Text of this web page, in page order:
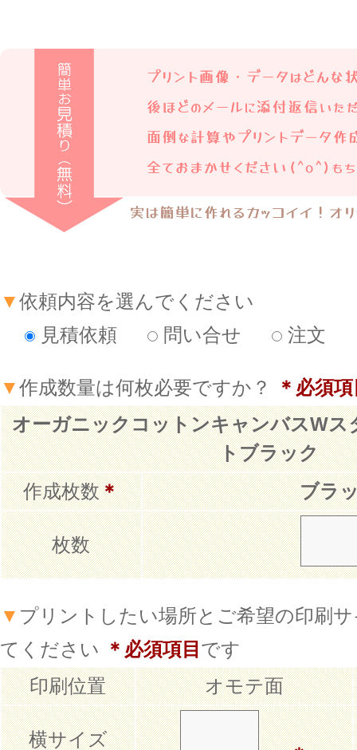
▼依頼内容を選んでください
見積依頼
問い合せ 注文
▼作成数量は何枚必要ですか？
＊必須
オーガニックコットンキャンバスW
トブラック
作成枚数＊ ブラ
枚数
▼ プリントしたい場所とご希望の印刷
てください ＊必須項目 です
印刷位置
オモテ面
横サイズ